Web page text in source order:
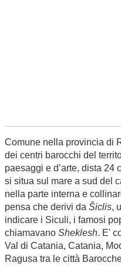
Comune nella provincia di
dei centri barocchi del
paesaggi e d’arte, dista 24
si situa sul mare a sud del
nella parte interna e
pensa che derivi da Šiclis,
indicare i Siculi, i famosi
chiamavano Sheklesh. E'
Val di Catania, Catania,
Ragusa tra le città